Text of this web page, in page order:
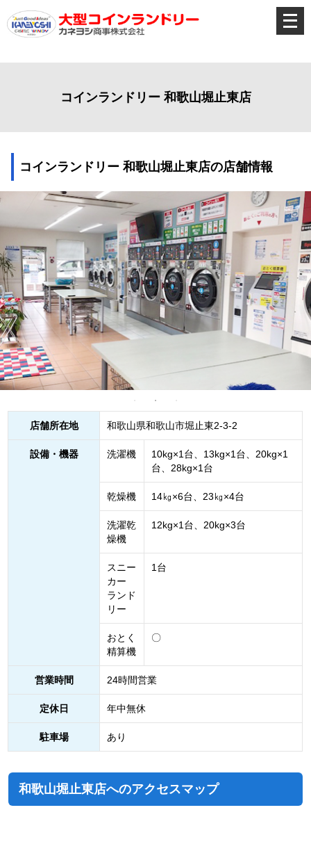
メ
ニ
ュ
コインランドリー 和歌山堀止東店
コインランドリー 和歌山堀止東店の店舗情報
店舗所在地 和歌山県和歌山市堀止東2-3-2
設備・機器 洗濯機
10kg×1台、13kg×1台、20kg×1
台、28kg×1台
乾燥機 14㎏×6台、23㎏×4台
洗濯乾
燥機
12kg×1台、20kg×3台
スニー
カー
ランド
リー
1台
おとく
精算機
〇
営業時間 24時間営業
定休日 年中無休
駐車場 あり
和歌山堀止東店へのアクセスマップ